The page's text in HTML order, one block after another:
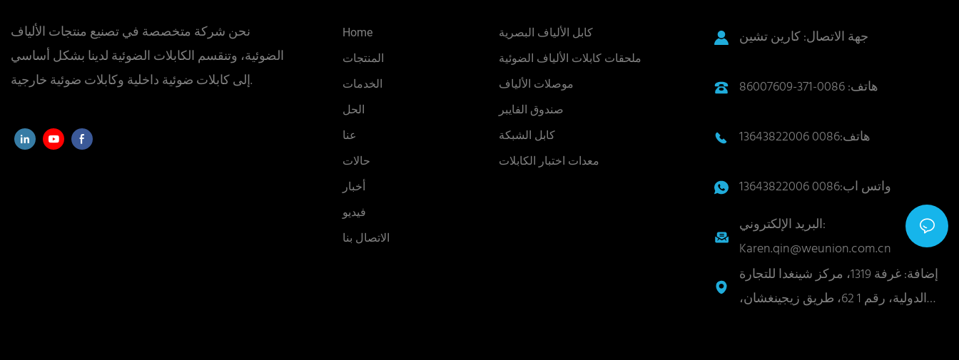
نحن شركة متخصصة في تصنيع منتجات الألياف
الضوئية، وتنقسم الكابلات الضوئية لدينا بشكل أساسي
إلى كابلات ضوئية داخلية وكابلات ضوئية خارجية.
Home
المنتجات
الخدمات
الحل
عنا
حالات
أخبار
فيديو
الاتصال بنا
كابل الألياف البصرية
ملحقات كابلات الألياف الضوئية
موصلات الألياف
صندوق الفايبر
كابل الشبكة
معدات اختبار الكابلات
جهة الاتصال: كارين تشين
هاتف: 0086-371-86007609
هاتف:0086 13643822006
واتس اب:0086 13643822006
البريد الإلكتروني:
Karen.qin@weunion.com.cn
إضافة: غرفة 1319، مركز شينغدا للتجارة
الدولية، رقم 1 62، طريق زيجينغشان،